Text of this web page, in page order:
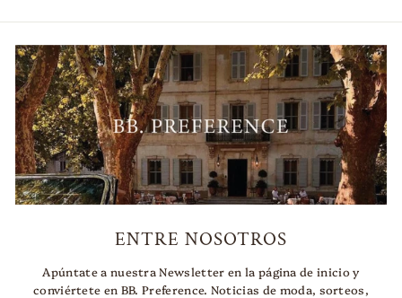
Facebook
Twitter
Pinterest
ENTRE NOSOTROS
Apúntate a nuestra Newsletter en la página de inicio y
conviértete en BB. Preference. Noticias de moda, sorteos,